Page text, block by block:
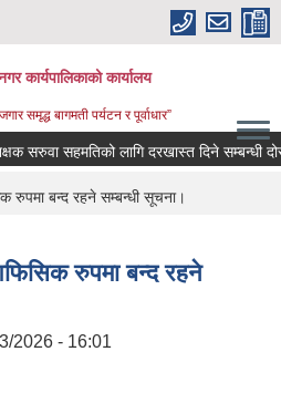
कार्यपालिकाको कार्यालय
समृद्ध बागमती पर्यटन र पूर्वाधार”
शिक्षक सरुवा सहमतिको लागि दरखास्त दिने सम्बन्धी
रुपमा बन्द रहने सम्बन्धी सूचना।
रुपमा बन्द रहने
2026 - 16:01